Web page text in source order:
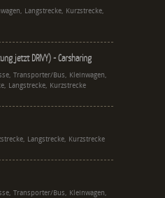
Langstrecke, Kurzstrecke,
jetzt DRIVY) - Carsharing
Transporter/Bus, Kleinwagen,
Langstrecke, Kurzstrecke
Langstrecke, Kurzstrecke
Transporter/Bus, Kleinwagen,